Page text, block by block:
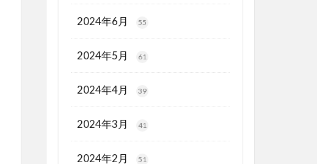
2024年6月 55
2024年5月 61
2024年4月 39
2024年3月 41
2024年2月 51